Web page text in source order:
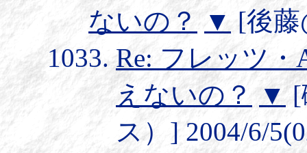
ないの？
▼ [後藤
Re: フレッツ
えないの？ ▼ [
ス）] 2004/6/